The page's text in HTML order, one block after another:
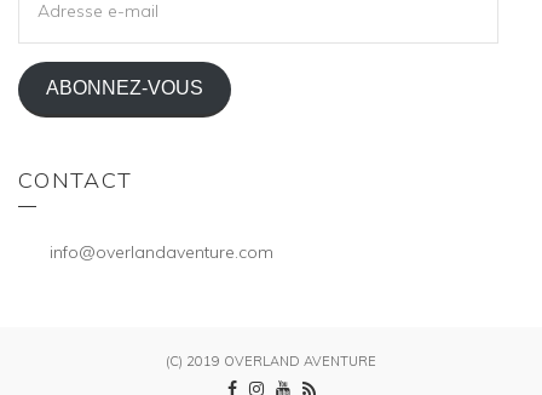
MAIL
ABONNEZ-VOUS
CONTACT
info@overlandaventure.com
(C) 2019 OVERLAND AVENTURE